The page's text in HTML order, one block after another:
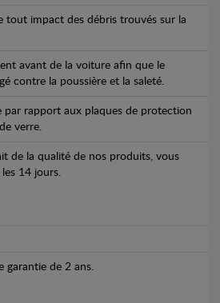
tout impact des débris trouvés sur la
avant de la voiture afin que le
contre la poussière et la saleté.
par rapport aux plaques de protection
verre.
de la qualité de nos produits, vous
14 jours.
garantie de 2 ans.